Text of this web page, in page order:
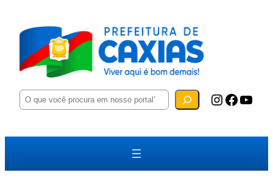
P
e
u
a
Instagram Facebook YouTube